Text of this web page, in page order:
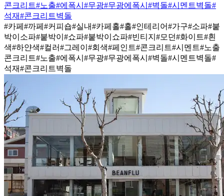
콘크리트#노출#에폭시 #무광#무광에폭시 #벽돌#시멘트벽돌#
석재#콘크리트벽돌
#카페 #까페 #커피숍#실내#카페홀#홀#인테리어#가구#소파#붙
박이소파#붙박이 #쇼파#붙박이쇼파#빈티지 #모던#화이트#흰
색#하얀색#컬러#그레이 #회색#페인트#콘크리트#시멘트#노출
콘크리트#노출#에폭시 #무광#무광에폭시 #벽돌#시멘트벽돌#
석재#콘크리트벽돌